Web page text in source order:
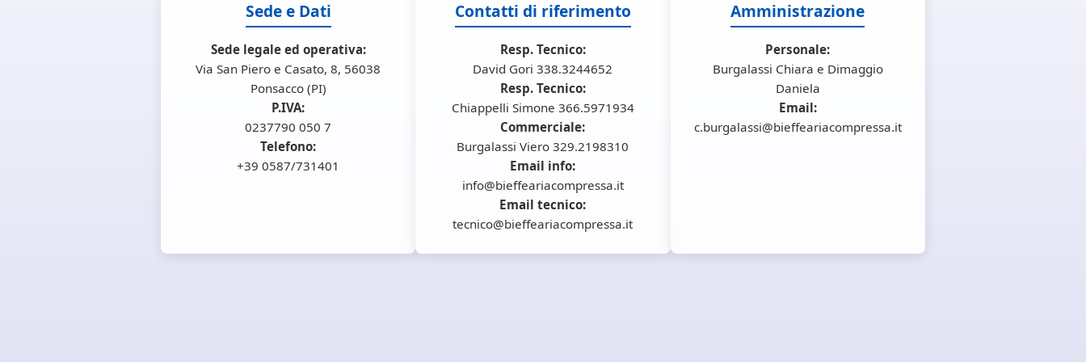
Sede e Dati
Sede legale ed operativa:
Via San Piero e Casato, 8, 56038
Ponsacco (PI)
P.IVA:
0237790 050 7
Telefono:
+39 0587/731401
Contatti di riferimento
Resp. Tecnico:
David Gori 338.3244652
Resp. Tecnico:
Chiappelli Simone 366.5971934
Commerciale:
Burgalassi Viero 329.2198310
Email info:
info@bieffeariacompressa.it
Email tecnico:
tecnico@bieffeariacompressa.it
Amministrazione
Personale:
Burgalassi Chiara e Dimaggio
Daniela
Email:
c.burgalassi@bieffeariacompressa.it